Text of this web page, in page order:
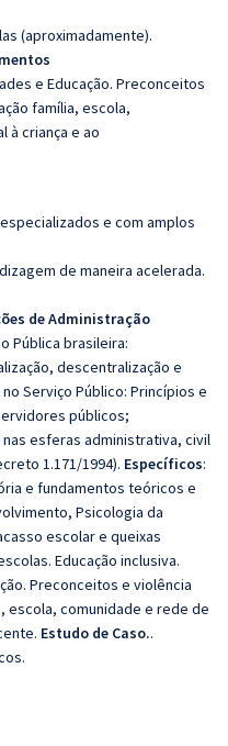
(aproximadamente).
e Educação. Preconceitos
família, escola,
à criança e ao
e com amplos
de maneira acelerada.
de Administração
Pública brasileira:
descentralização e
no Serviço Público: Princípios e
públicos;
esferas administrativa, civil
1.171/1994). Específicos:
e fundamentos teóricos e
Psicologia da
escolar e queixas
Educação inclusiva.
Preconceitos e violência
escola, comunidade e rede de
Estudo de Caso..